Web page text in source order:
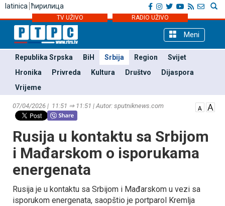
latinica ћирилица
TV UŽIVO RADIO UŽIVO
Meni
Republika Srpska BiH Srbija Region
Svijet
Hronika
Privreda Kultura Društvo
Dijaspora
Vrijeme
07/04/2026 | 11:51 ⇒ 11:51 | Autor: sputniknews.com
Rusija u kontaktu sa Srbijom
i Mađarskom o isporukama
energenata
Rusija je u kontaktu sa Srbijom i Mađarskom u vezi sa
isporukom energenata, saopštio je portparol Kremlja